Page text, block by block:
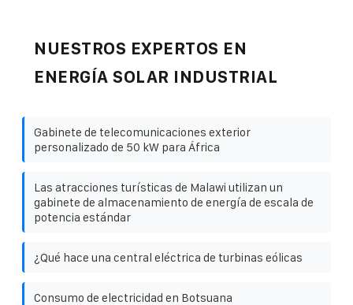
NUESTROS EXPERTOS EN
ENERGÍA SOLAR INDUSTRIAL
Gabinete de telecomunicaciones exterior
personalizado de 50 kW para África
Las atracciones turísticas de Malawi utilizan un
gabinete de almacenamiento de energía de escala de
potencia estándar
¿Qué hace una central eléctrica de turbinas eólicas
Consumo de electricidad en Botsuana